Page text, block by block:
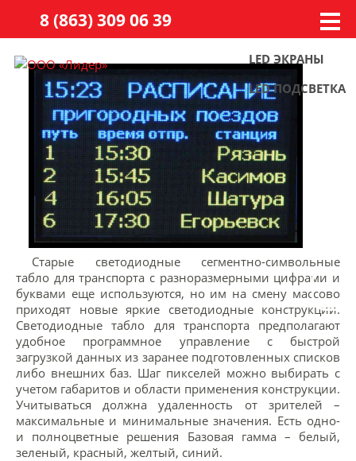
8 (863) 309 06 39
LED ЭКРАНЫ
LED ПОДСВЕТКА
Старые светодиодные сегментно-символьные
табло для транспорта с разноразмерными цифрами и
буквами еще используются, но им на смену массово
приходят новые яркие светодиодные конструкции.
Светодиодные табло для транспорта предполагают
удобное программное управление с быстрой
загрузкой данных из заранее подготовленных списков
либо внешних баз. Шаг пикселей можно выбирать с
учетом габаритов и области применения конструкции.
Учитываться должна удаленность от зрителей –
максимальные и минимальные значения. Есть одно-
и полноцветные решения Базовая гамма – белый,
зеленый, красный, желтый, синий.